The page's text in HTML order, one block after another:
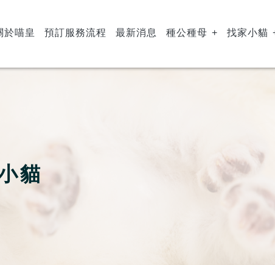
於喵皇 預訂服務流程 最新消息 種公種母 找家小貓
貓